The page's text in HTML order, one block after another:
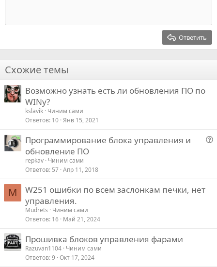
т
з
а
т
п
р
т
и
22
26
Times New Roman
Verdana
Заголовок 2
Ответить
Схожие темы
Возможно узнать есть ли обновления ПО по
WINу?
kslavik Чиним сами
Ответов 10 Янв 15, 2021
В
о
Программирование блока управления и
обновление ПО
repkav Чиним сами
Ответов 57 Апр 11, 2018
M
W251 ошибки по всем заслонкам печки, нет
управления.
Mudrets
Чиним сами
Ответов 16 Май 21, 2024
Прошивка блоков управления фарами
Razuvan1104 Чиним сами
Ответов 9 Окт 17, 2024